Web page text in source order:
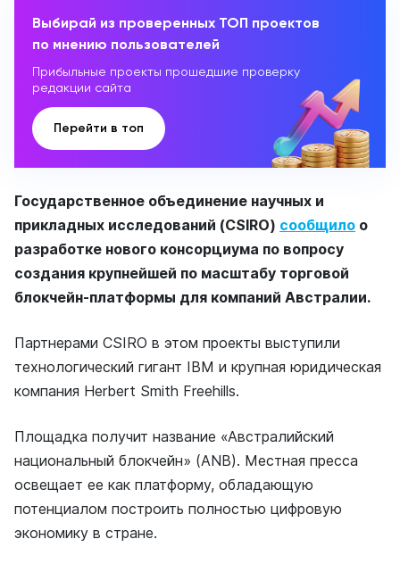
Выбирай из проверенных ТОП проектов
по мнению пользователей
Прибыльные проекты прошедшие проверку
редакции сайта
Перейти в топ
Государственное объединение научных и
прикладных исследований (CSIRO) сообщило о
разработке нового консорциума по вопросу
создания крупнейшей по масштабу торговой
блокчейн-платформы для компаний Австралии.
Партнерами CSIRO в этом проекты выступили
технологический гигант IBM и крупная юридическая
компания Herbert Smith Freehills.
Площадка получит название «Австралийский
национальный блокчейн» (ANB). Местная пресса
освещает ее как платформу, обладающую
потенциалом построить полностью цифровую
экономику в стране.